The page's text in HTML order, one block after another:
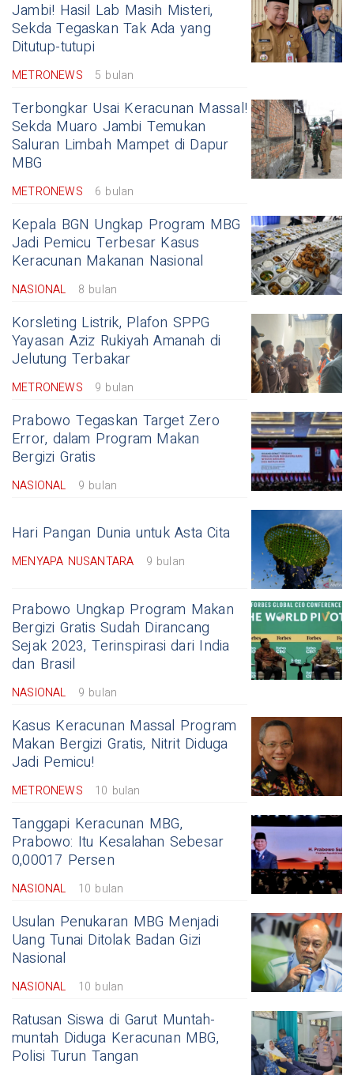
Jambi! Hasil Lab Masih Misteri,
Sekda Tegaskan Tak Ada yang
Ditutup-tutupi
METRONEWS 5 bulan
Terbongkar Usai Keracunan Massal!
Sekda Muaro Jambi Temukan
Saluran Limbah Mampet di Dapur
MBG
METRONEWS 6 bulan
Kepala BGN Ungkap Program MBG
Jadi Pemicu Terbesar Kasus
Keracunan Makanan Nasional
NASIONAL 8 bulan
Korsleting Listrik, Plafon SPPG
Yayasan Aziz Rukiyah Amanah di
Jelutung Terbakar
METRONEWS 9 bulan
Prabowo Tegaskan Target Zero
Error, dalam Program Makan
Bergizi Gratis
NASIONAL 9 bulan
Hari Pangan Dunia untuk Asta Cita
MENYAPA NUSANTARA 9 bulan
Prabowo Ungkap Program Makan
Bergizi Gratis Sudah Dirancang
Sejak 2023, Terinspirasi dari India
dan Brasil
NASIONAL 9 bulan
Kasus Keracunan Massal Program
Makan Bergizi Gratis, Nitrit Diduga
Jadi Pemicu!
METRONEWS 10 bulan
Tanggapi Keracunan MBG,
Prabowo: Itu Kesalahan Sebesar
0,00017 Persen
NASIONAL 10 bulan
Usulan Penukaran MBG Menjadi
Uang Tunai Ditolak Badan Gizi
Nasional
NASIONAL 10 bulan
Ratusan Siswa di Garut Muntah-
muntah Diduga Keracunan MBG,
Polisi Turun Tangan